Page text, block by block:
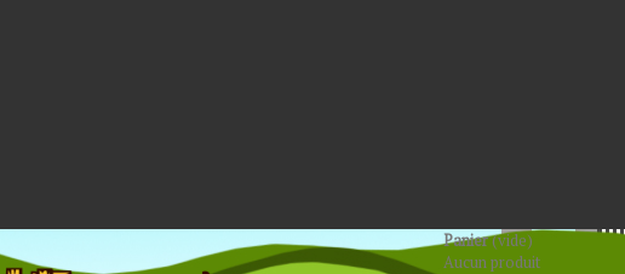
Panier(vide)
Aucun produit